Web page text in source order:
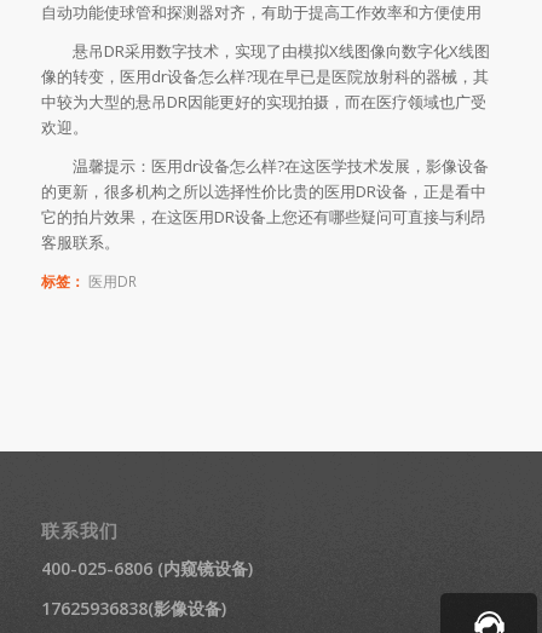
自动功能使球管和探测器对齐，有助于提高工作效率和方便使用
悬吊DR采用数字技术，实现了由模拟X线图像向数字化X线图
像的转变，医用dr设备怎么样?现在早已是医院放射科的器械，其
中较为大型的悬吊DR因能更好的实现拍摄，而在医疗领域也广受
欢迎。
温馨提示：医用dr设备怎么样?在这医学技术发展，影像设备
的更新，很多机构之所以选择性价比贵的医用DR设备，正是看中
它的拍片效果，在这医用DR设备上您还有哪些疑问可直接与利昂
客服联系。
标签： 医用DR
联系我们
400-025-6806 (内窥镜设备)
17625936838(影像设备)